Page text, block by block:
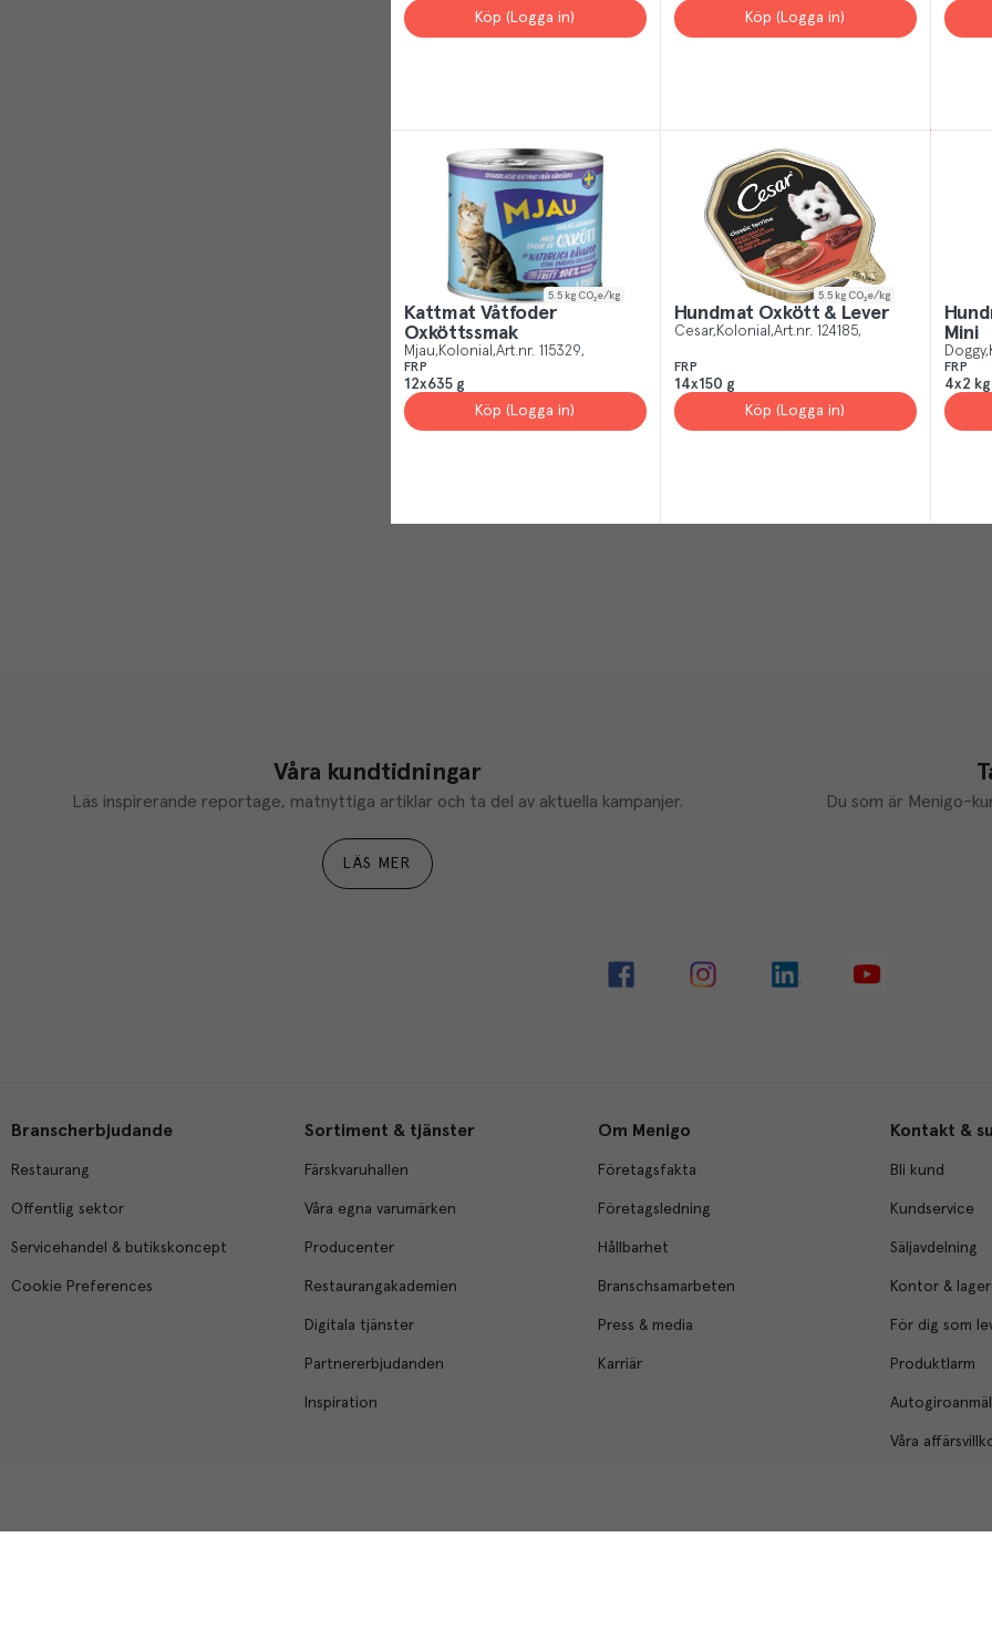
Köp (Logga in)
Köp (Logga in)
5.5 kg CO₂e/kg
Kattmat Våtfoder
Oxköttssmak
Mjau Kolonial Art.nr. 115329
FRP
12x635 g
Köp (Logga in)
5.5 kg CO₂e/kg
Hundmat Oxkött & Lever
Cesar Kolonial Art.nr. 124185
FRP
14x150 g
Köp (Logga in)
Mini
Doggy
FRP
4x2 kg
Våra kundtidningar
Läs inspirerande reportage, matnyttiga artiklar och ta del av aktuella kampanjer.
LÄS MER
Du som är Menigo-
Branscherbjudande
Restaurang
Offentlig sektor
Servicehandel & butikskoncept
Cookie Preferences
Sortiment & tjänster
Färskvaruhallen
Våra egna varumärken
Producenter
Restaurangakademien
Digitala tjänster
Partnererbjudanden
Inspiration
Om Menigo
Företagsfakta
Företagsledning
Hållbarhet
Branschsamarbeten
Press & media
Karriär
Kontakt &
Bli kund
Kundservice
Säljavdelning
Kontor & lager
För dig som
Produktlarm
Våra